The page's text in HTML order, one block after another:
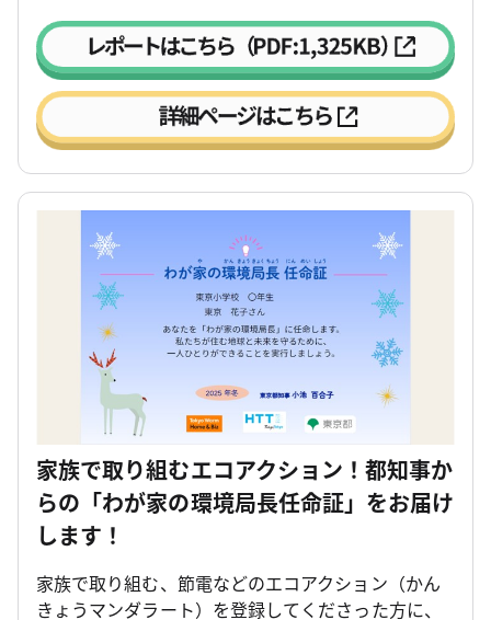
家族で取り組むエコアクション！都知事か
らの「わが家の環境局長任命証」をお届け
します！
家族で取り組む、節電などのエコアクション（かん
きょうマンダラート）を登録してくださった方に、